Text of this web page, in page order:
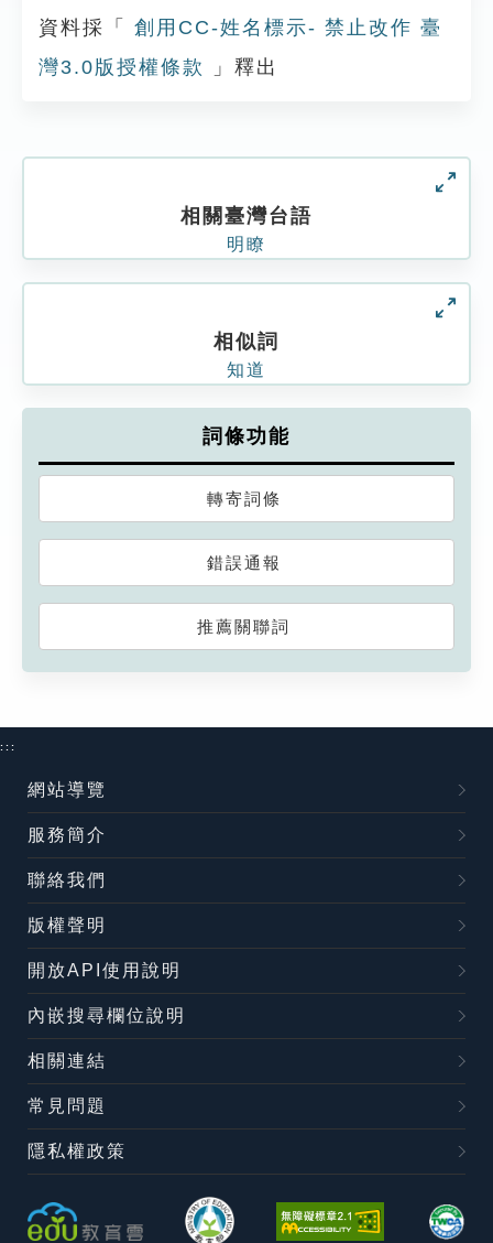
資料採「
創用CC-姓名標示- 禁止改作 臺
灣3.0版授權條款
」釋出
相關臺灣台語
明瞭
相似詞
知道
詞條功能
轉寄詞條
錯誤通報
推薦關聯詞
:::
網站導覽
服務簡介
聯絡我們
版權聲明
開放API使用說明
內嵌搜尋欄位說明
相關連結
常見問題
隱私權政策